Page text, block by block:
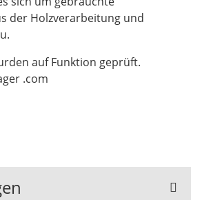
der Holzverarbeitung und
auf Funktion geprüft.
.com